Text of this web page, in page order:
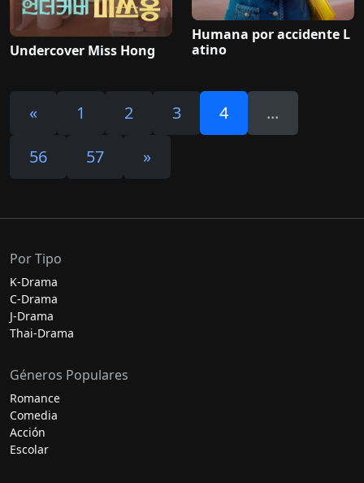
Undercover Miss Hong
Humana por accidente L
atino
« 1 2 3 4
...
56
57 »
Por Tipo
K-Drama
C-Drama
J-Drama
Thai-Drama
Géneros Populares
Romance
Comedia
Acción
Escolar